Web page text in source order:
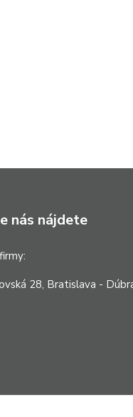
nás nájdete
28, Bratislava -